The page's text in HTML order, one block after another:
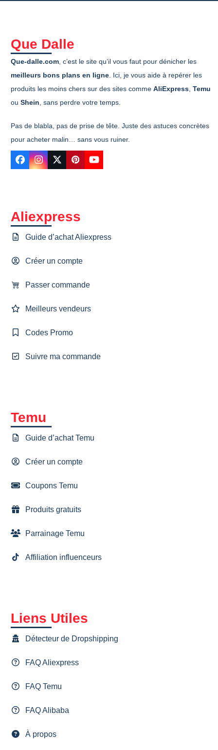
Que Dalle
Que-dalle.com , c’est le site qu’il vous faut pour dénicher les
meilleurs bons plans en ligne . Ici, je vous aide à repérer les
produits les moins chers sur des sites commeAliExpress ,Temu
ouShein , sans perdre votre temps.
Pas de blabla, pas de prise de tête. Juste des astuces concrètes
pour acheter malin… sans vous ruiner.
Facebook
Instagram
TwitterPinterestYouTube
Aliexpress
Guide d’achat Aliexpress
Créer un compte
Passer commande
Meilleurs vendeurs
Codes Promo
Suivre ma commande
Temu
Guide d’achat Temu
Créer un compte
Coupons Temu
Produits gratuits
Parrainage Temu
Affiliation influenceurs
Liens Utiles
Détecteur de Dropshipping
FAQ Aliexpress
FAQ Temu
FAQ Alibaba
À propos